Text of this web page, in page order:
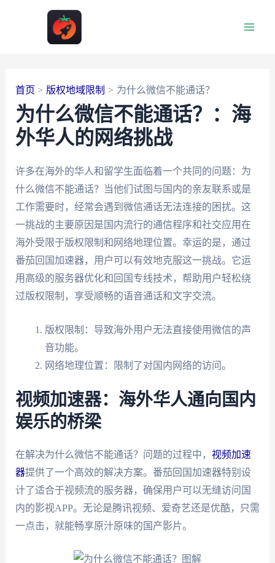
首页 版权地域限制 为什么微信不能通话？
为什么微信不能通话？：海
外华人的网络挑战
许多在海外的华人和留学生面临着一个共同的问题：为
什么微信不能通话？当他们试图与国内的亲友联系或是
工作需要时，经常会遇到微信通话无法连接的困扰。这
一挑战的主要原因是国内流行的通信程序和社交应用在
海外受限于版权限制和网络地理位置。幸运的是，通过
番茄回国加速器，用户可以有效地克服这一挑战。它运
用高级的服务器优化和回国专线技术，帮助用户轻松绕
过版权限制，享受顺畅的语音通话和文字交流。
版权限制：导致海外用户无法直接使用微信的声
音功能。
网络地理位置：限制了对国内网络的访问。
视频加速器：海外华人通向国内
娱乐的桥梁
在解决为什么微信不能通话？问题的过程中， 视频加速
器提供了一个高效的解决方案。番茄回国加速器特别设
计了适合于视频流的服务器，确保用户可以无缝访问国
内的影视APP。无论是腾讯视频、爱奇艺还是优酷，只需
一点击，就能畅享原汁原味的国产影片。